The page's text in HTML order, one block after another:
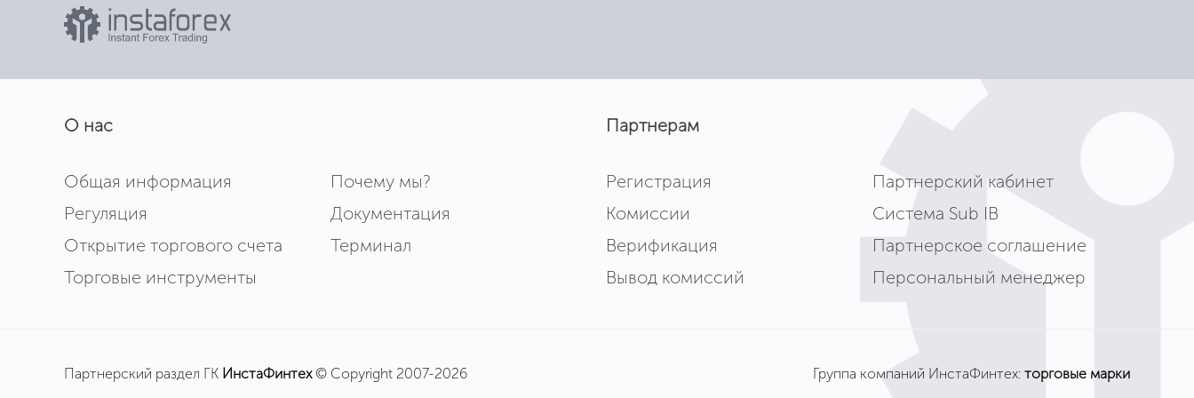
О нас
Общая информация
Почему мы?
Регуляция
Документация
Открытие торгового счета
Терминал
Торговые инструменты
Партнерам
Регистрация
Партнерский кабинет
Комиссии
Система Sub IB
Верификация
Партнерское соглашение
Вывод комиссий
Персональный менеджер
Партнерский раздел ГК ИнстаФинтех© Copyright 2007-2026 Группа компаний ИнстаФинтех: торговые марки